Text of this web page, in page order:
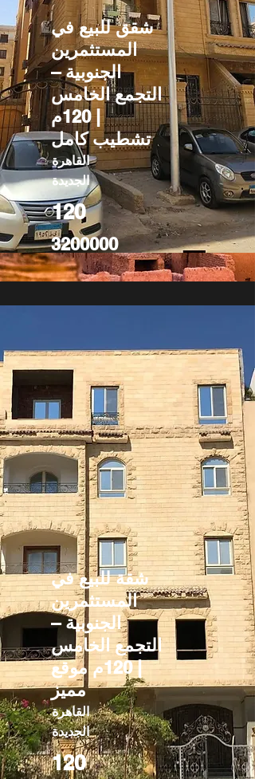
شقق للبيع في
المستثمرين
الجنوبية –
التجمع الخامس
| 120م
تشطيب كامل
القاهرة
الجديدة
120
3200000
شقة للبيع في
المستثمرين
الجنوبية –
التجمع الخامس
| 120م موقع
مميز
القاهرة
الجديدة
120